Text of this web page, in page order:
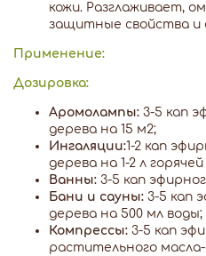
кожи. Разглаживает,
защитные свойства и
Применение:
Дозировка:
Аромолампы: 3-5 кап
дерева на 15 м2;
Ингаляции:1-2 кап
дерева на 1-2 л
Ванны: 3-5 кап
Бани и сауны: 3-5 кап
дерева на 500 мл воды;
Компрессы: 3-5 кап
растительного